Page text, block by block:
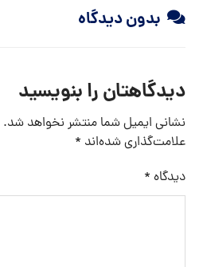
بدون دیدگاه
دیدگاهتان را بنویسید
نشانی ایمیل شما منتشر نخواهد شد.
علامت‌گذاری شده‌اند *
دیدگاه *